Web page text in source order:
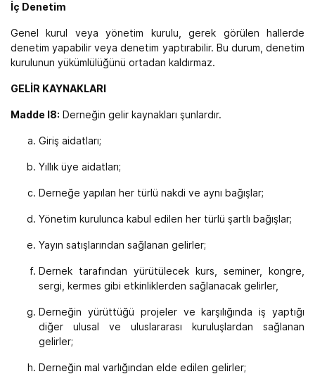
İç Denetim
Genel kurul veya yönetim kurulu, gerek görülen hallerde
denetim yapabilir veya denetim yaptırabilir. Bu durum, denetim
kurulunun yükümlülüğünü ortadan kaldırmaz.
GELİR KAYNAKLARI
Madde l8: Derneğin gelir kaynakları şunlardır.
Giriş aidatları;
Yıllık üye aidatları;
Derneğe yapılan her türlü nakdi ve aynı bağışlar;
Yönetim kurulunca kabul edilen her türlü şartlı bağışlar;
Yayın satışlarından sağlanan gelirler;
Dernek tarafından yürütülecek kurs, seminer, kongre,
sergi, kermes gibi etkinliklerden sağlanacak gelirler,
Derneğin yürüttüğü projeler ve karşılığında iş yaptığı
diğer ulusal ve uluslararası kuruluşlardan sağlanan
gelirler;
Derneğin mal varlığından elde edilen gelirler;